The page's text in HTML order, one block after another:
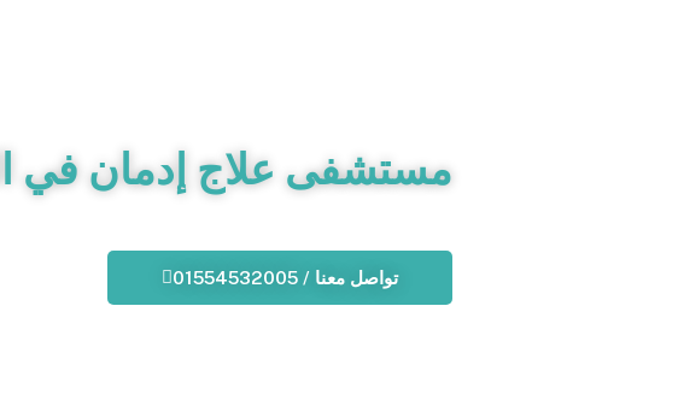
مستشفى علاج إدمان في
تواصل معنا / 01554532005